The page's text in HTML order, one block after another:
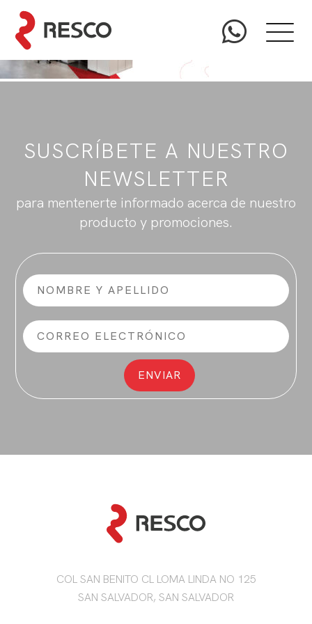
SUSCRÍBETE A NUESTRO
NEWSLETTER
para mentenerte informado acerca de nuestro
producto y promociones.
COL SAN BENITO CL LOMA LINDA NO 125
SAN SALVADOR, SAN SALVADOR